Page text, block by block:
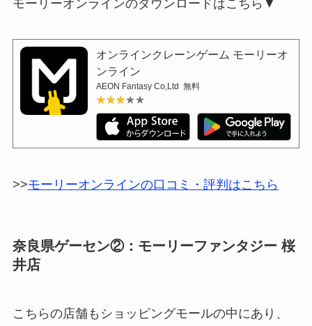
モーリーオンラインのダウンロードはこちら▼
オンラインクレーンゲーム モーリーオ
ンライン
AEON Fantasy Co,Ltd 無料
★★★★★
★★★★★
>>モーリーオンラインの口コミ・評判はこちら
奈良県ゲーセン②：モーリーファンタジー 桜
井店
こちらの店舗もショッピングモールの中にあり、